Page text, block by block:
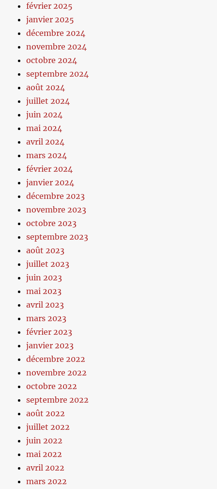
février 2025
janvier 2025
décembre 2024
novembre 2024
octobre 2024
septembre 2024
août 2024
juillet 2024
juin 2024
mai 2024
avril 2024
mars 2024
février 2024
janvier 2024
décembre 2023
novembre 2023
octobre 2023
septembre 2023
août 2023
juillet 2023
juin 2023
mai 2023
avril 2023
mars 2023
février 2023
janvier 2023
décembre 2022
novembre 2022
octobre 2022
septembre 2022
août 2022
juillet 2022
juin 2022
mai 2022
avril 2022
mars 2022